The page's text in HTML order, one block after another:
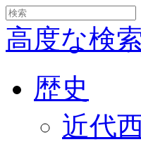
高度な検
歴史
近代